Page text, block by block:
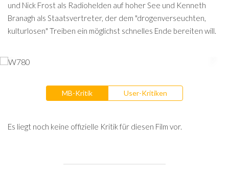
und Nick Frost als Radiohelden auf hoher See und Kenneth
Branagh als Staatsvertreter, der dem "drogenverseuchten,
kulturlosen" Treiben ein möglichst schnelles Ende bereiten will.
MB-Kritik User-Kritiken
Es liegt noch keine offizielle Kritik für diesen Film vor.